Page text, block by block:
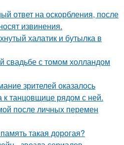
ответ на оскорбления, после
извинения.
халатик и бутылка в
свадьбе с томом холландом
зрителей оказалось
к танцовщице рядом с ней.
после личных перемен
такая дорогая?